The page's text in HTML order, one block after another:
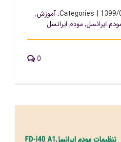
|
Categories: آموزش,
ایرانسل,مودم ایرانسل
0